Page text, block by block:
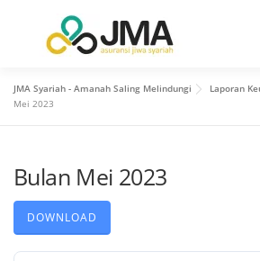
BERANDA
HUBUNGAN INVESTOR
INFO KONTAK KAMI
JMA Syariah - Amanah Saling Melindungi Laporan
Mei 2023
Bulan Mei 2023
DOWNLOAD